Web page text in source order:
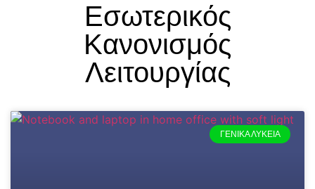
Εσωτερικός
Κανονισμός
Λειτουργίας
ΓΕΝΙΚΆ ΛΎΚΕΙΑ